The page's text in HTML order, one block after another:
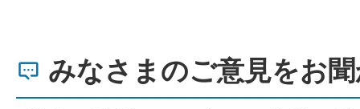
みなさまのご意見をお